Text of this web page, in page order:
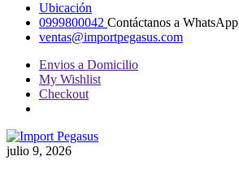
Ubicación
0999800042 Contáctanos a WhatsApp
ventas@importpegasus.com
Envios a Domicilio
My Wishlist
Checkout
julio 9, 2026